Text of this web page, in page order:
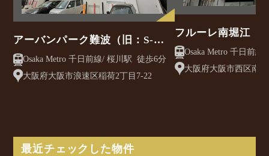
アーバンパーク難波（旧：S-
RESIDENCE難波ウエスト）Osaka Metro 千日前線/ 桜川駅 徒歩6分
大阪府大阪市浪速区稲荷2丁目7-22
フルーレ南堀江
大阪府大阪市西区南
最近チェックした物件